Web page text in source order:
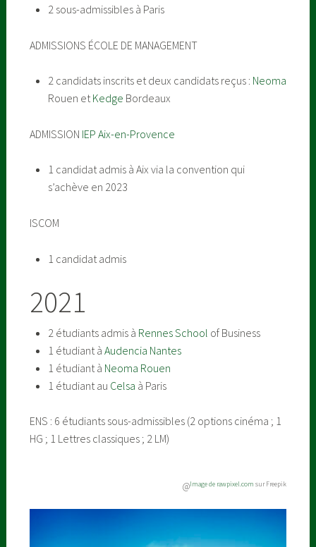
2 sous-admissibles à Paris
ADMISSIONS ÉCOLE DE MANAGEMENT
2 candidats inscrits et deux candidats reçus : Neoma
Rouen etKedge Bordeaux
ADMISSION IEP Aix-en-Provence
1 candidat admis à Aix via la convention qui
s’achève en 2023
ISCOM
1 candidat admis
2021
2 étudiants admis à RennesSchool of Business
1 étudiant à Audencia Nantes
1 étudiant à Neoma Rouen
1 étudiant au Celsa à Paris
ENS : 6 étudiants sous-admissibles (2 options cinéma ; 1
HG ; 1 Lettres classiques ; 2 LM)
@Image de rawpixel.com sur Freepik